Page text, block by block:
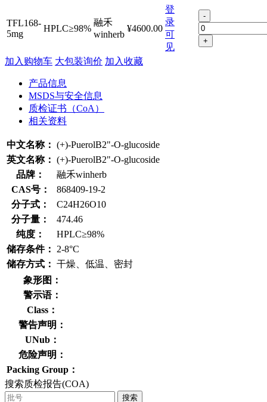
TFL168-
5mg
HPLC≥98%
融禾
winherb
¥4600.00
登
录
可
见
-
+
加入购物车 大包装询价 加入收藏
产品信息
MSDS与安全信息
质检证书（CoA）
相关资料
中文名称： (+)-PuerolB2"-O-glucoside
英文名称： (+)-PuerolB2"-O-glucoside
品牌：
融禾winherb
CAS号：
868409-19-2
分子式：
C24H26O10
分子量：
474.46
纯度：
HPLC≥98%
储存条件：
2-8°C
储存方式： 干燥、低温、密封
象形图：
警示语：
Class：
警告声明：
UNub：
危险声明：
Packing Group：
搜索质检报告(COA)
搜索